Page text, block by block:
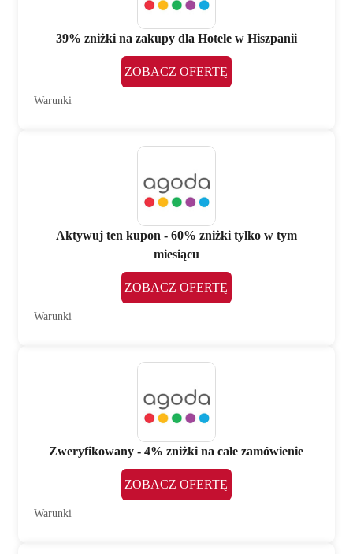
39% zniżki na zakupy dla Hotele w Hiszpanii
ZOBACZ OFERTĘ
Warunki
Aktywuj ten kupon - 60% zniżki tylko w tym
miesiącu
ZOBACZ OFERTĘ
Warunki
Zweryfikowany - 4% zniżki na całe zamówienie
ZOBACZ OFERTĘ
Warunki